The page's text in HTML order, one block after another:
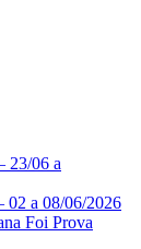
23/06 a
02 a 08/06/2026
Foi Prova